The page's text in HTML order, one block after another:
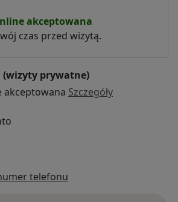
akceptowana
czas przed wizytą.
(wizyty prywatne)
akceptowana Szczegóły
telefonu